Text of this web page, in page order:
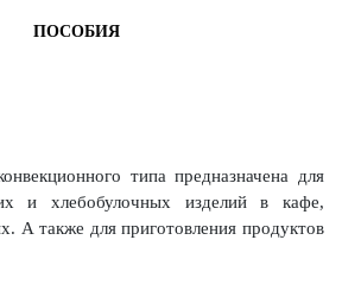
ПОСОБИЯ
типа предназначена для
и хлебобулочных изделий в кафе,
А также для приготовления продуктов